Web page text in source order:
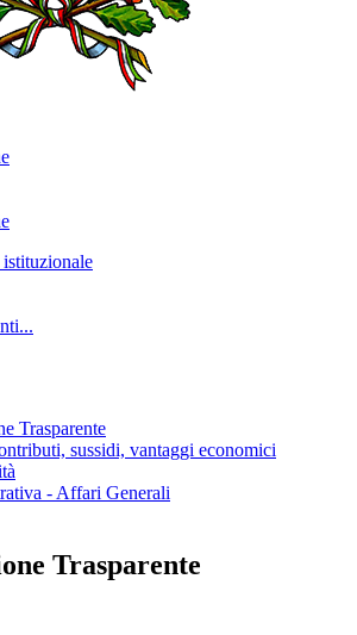
Trasparente
sussidi, vantaggi economici
- Affari Generali
Trasparente